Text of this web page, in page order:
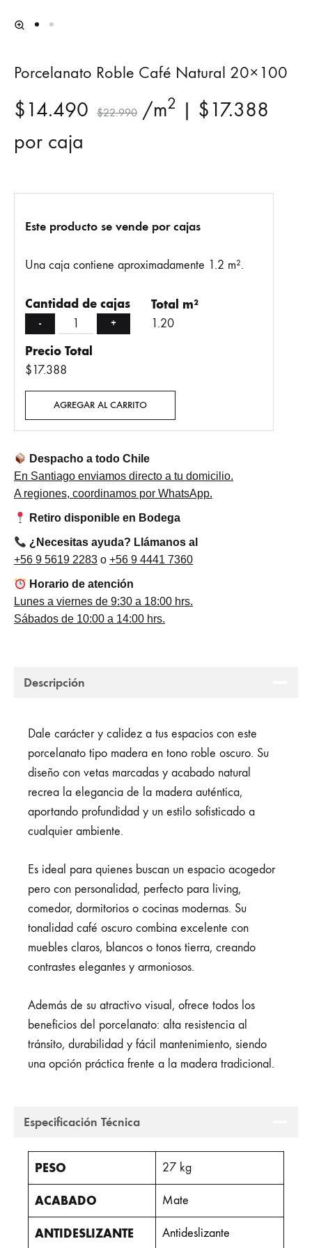
Porcelanato Roble Café Natural 20×100
$14.490 $22.990 /m2 | $17.388
por caja
Este producto se vende por cajas
Una caja contiene aproximadamente 1.2 m².
Cantidad de cajas
- +
Total m²
1.20
Precio Total
$17.388
AGREGAR AL CARRITO
Despacho a todo Chile
En Santiago enviamos directo a tu domicilio.
A regiones, coordinamos por WhatsApp.
Retiro disponible en Bodega
¿Necesitas ayuda? Llámanos al
+56 9 5619 2283 o +56 9 4441 7360
Horario de atención
Lunes a viernes de 9:30 a 18:00 hrs.
Sábados de 10:00 a 14:00 hrs.
Descripción
Dale carácter y calidez a tus espacios con este
porcelanato tipo madera en tono roble oscuro. Su
diseño con vetas marcadas y acabado natural
recrea la elegancia de la madera auténtica,
aportando profundidad y un estilo sofisticado a
cualquier ambiente.
Es ideal para quienes buscan un espacio acogedor
pero con personalidad, perfecto para living,
comedor, dormitorios o cocinas modernas. Su
tonalidad café oscuro combina excelente con
muebles claros, blancos o tonos tierra, creando
contrastes elegantes y armoniosos.
Además de su atractivo visual, ofrece todos los
beneficios del porcelanato: alta resistencia al
tránsito, durabilidad y fácil mantenimiento, siendo
una opción práctica frente a la madera tradicional.
Especificación Técnica
PESO 27 kg
ACABADO Mate
ANTIDESLIZANTE Antideslizante